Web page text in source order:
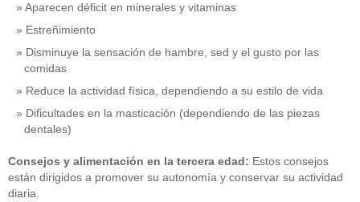
Aparecen déficit en minerales y vitaminas
Estreñimiento
Disminuye la sensación de hambre, sed y el gusto por las
comidas
Reduce la actividad física, dependiendo a su estilo de vida
Dificultades en la masticación (dependiendo de las piezas
dentales)
Consejos y alimentación en la tercera edad: Estos consejos
están dirigidos a promover su autonomía y conservar su actividad
diaria.